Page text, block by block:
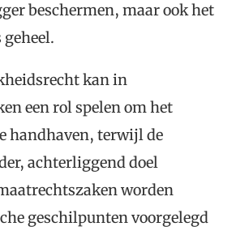
beschermen, maar ook het
kan in
een rol spelen om het
handhaven, terwijl de
achterliggend doel
worden
geschilpunten voorgelegd